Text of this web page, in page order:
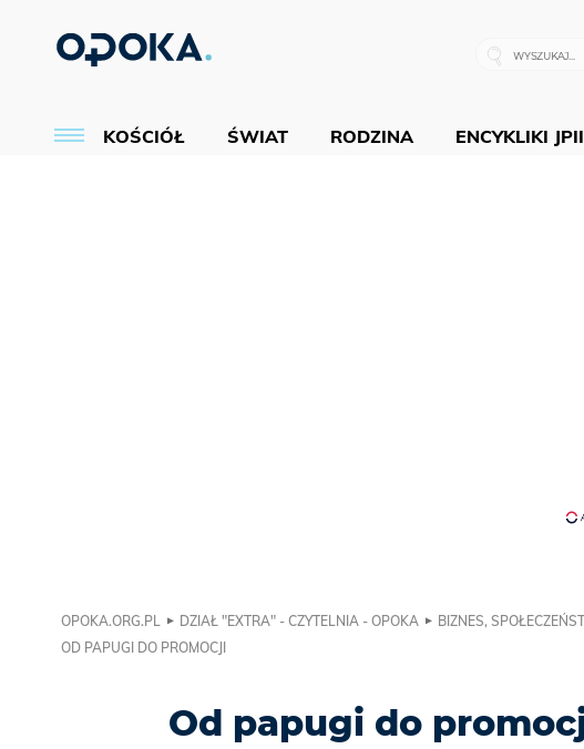
KOŚCIÓŁ ŚWIAT RODZINA ENCYKLIKI JPII
OPOKA.ORG.PL DZIAŁ "EXTRA" - CZYTELNIA - OPOKA
BIZNES,
OD PAPUGI DO PROMOCJI
Od papugi do